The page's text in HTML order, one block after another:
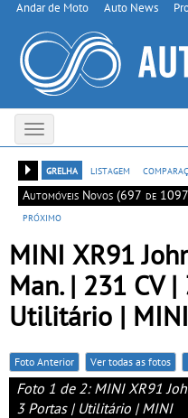
Andar de Moto Auto News
Toggle
navigation
grelha
listagem
Automóveis Novos (697 de
próximo
MINI XR91
Man. | 231 CV
Utilitário | MINI
Foto Anterior Ver todas as fotos
Foto 1 de 2: MINI XR91
3 Portas | Utilitário | MINI